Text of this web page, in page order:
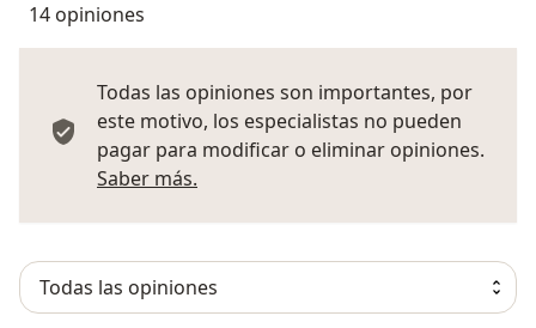
14 opiniones
Todas las opiniones son importantes, por
este motivo, los especialistas no pueden
pagar para modificar o eliminar opiniones.
Saber más.